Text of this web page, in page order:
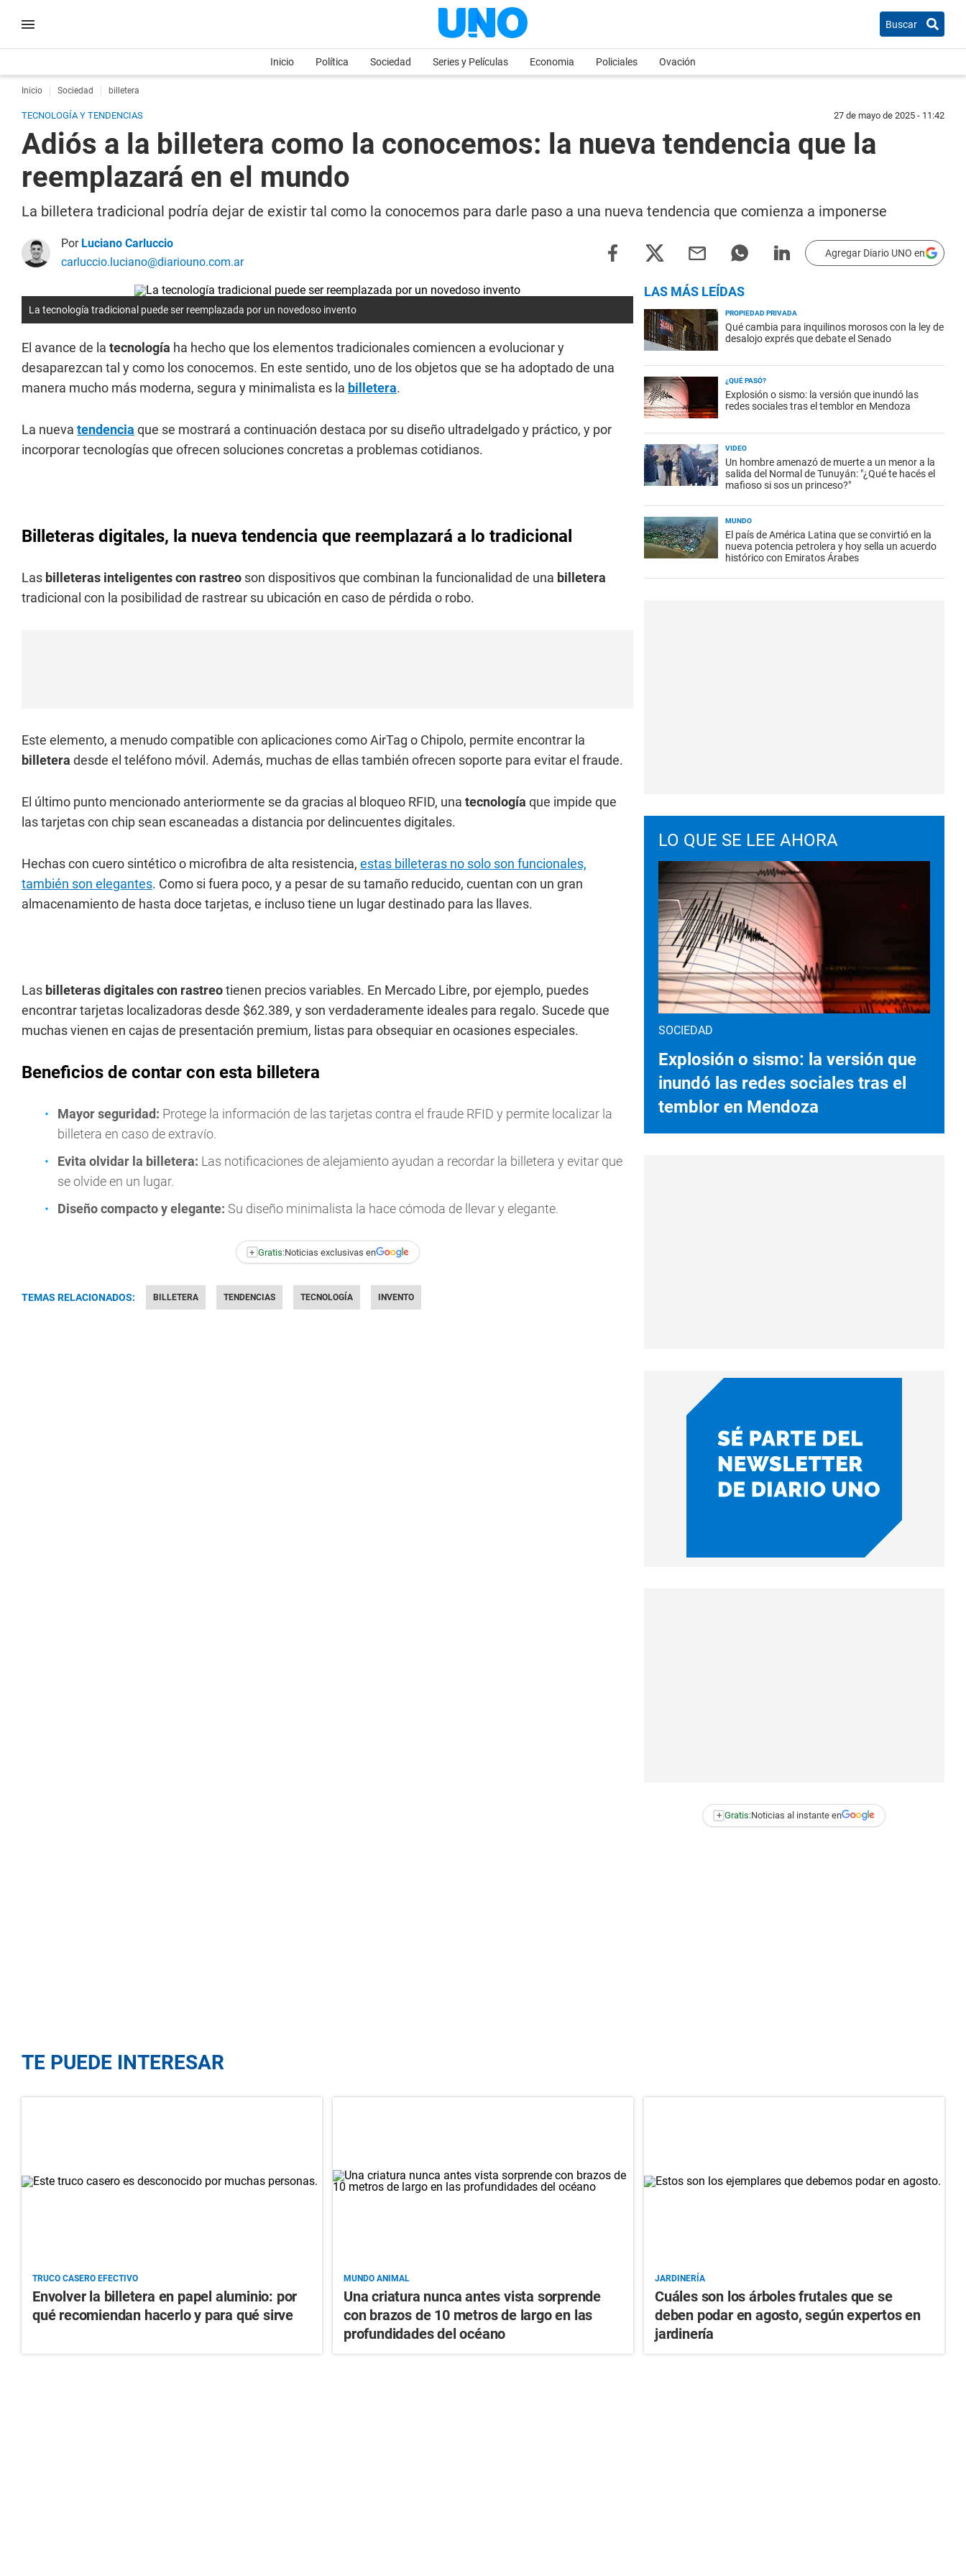
Buscar
Inicio Política Sociedad Series y Películas Economia Policiales Ovación
Inicio Sociedad billetera
TECNOLOGÍA Y TENDENCIAS 27 de mayo de 2025 - 11:42
Adiós a la billetera como la conocemos: la nueva tendencia que la
reemplazará en el mundo
La billetera tradicional podría dejar de existir tal como la conocemos para darle paso a una nueva tendencia que comienza a imponerse
Por Luciano Carluccio
carluccio.luciano@diariouno.com.ar
Agregar Diario UNO en
La tecnología tradicional puede ser reemplazada por un novedoso invento
El avance de la tecnología ha hecho que los elementos tradicionales comiencen a evolucionar y
desaparezcan tal y como los conocemos. En este sentido, uno de los objetos que se ha adoptado de una
manera mucho más moderna, segura y minimalista es la billetera.
La nueva tendencia que se mostrará a continuación destaca por su diseño ultradelgado y práctico, y por
incorporar tecnologías que ofrecen soluciones concretas a problemas cotidianos.
Billeteras digitales, la nueva tendencia que reemplazará a lo tradicional
Las billeteras inteligentes con rastreo son dispositivos que combinan la funcionalidad de una billetera
tradicional con la posibilidad de rastrear su ubicación en caso de pérdida o robo.
Este elemento, a menudo compatible con aplicaciones como AirTag o Chipolo, permite encontrar la
billetera desde el teléfono móvil. Además, muchas de ellas también ofrecen soporte para evitar el fraude.
El último punto mencionado anteriormente se da gracias al bloqueo RFID, una tecnología que impide que
las tarjetas con chip sean escaneadas a distancia por delincuentes digitales.
Hechas con cuero sintético o microfibra de alta resistencia, estas billeteras no solo son funcionales,
también son elegantes. Como si fuera poco, y a pesar de su tamaño reducido, cuentan con un gran
almacenamiento de hasta doce tarjetas, e incluso tiene un lugar destinado para las llaves.
Las billeteras digitalescon rastreotienen precios variables. En Mercado Libre, por ejemplo, puedes
encontrar tarjetas localizadoras desde $62.389, y son verdaderamente ideales para regalo. Sucede que
muchas vienen en cajas de presentación premium, listas para obsequiar en ocasiones especiales.
Beneficios de contar con esta billetera
Mayor seguridad: Protege la información de las tarjetas contra el fraude RFID y permite localizar la
billetera en caso de extravío.
Evita olvidar la billetera: Las notificaciones de alejamiento ayudan a recordar la billetera y evitar que
se olvide en un lugar.
Diseño compacto y elegante: Su diseño minimalista la hace cómoda de llevar y elegante.
+ Gratis:Noticias exclusivas en
TEMAS RELACIONADOS: BILLETERA TENDENCIAS TECNOLOGÍA INVENTO
LAS MÁS LEÍDAS
PROPIEDAD PRIVADA
Qué cambia para inquilinos morosos con la ley de
desalojo exprés que debate el Senado
¿QUÉ PASÓ?
Explosión o sismo: la versión que inundó las
redes sociales tras el temblor en Mendoza
VIDEO
Un hombre amenazó de muerte a un menor a la
salida del Normal de Tunuyán: "¿Qué te hacés el
mafioso si sos un princeso?"
MUNDO
El país de América Latina que se convirtió en la
nueva potencia petrolera y hoy sella un acuerdo
histórico con Emiratos Árabes
LO QUE SE LEE AHORA
SOCIEDAD
Explosión o sismo: la versión que
inundó las redes sociales tras el
temblor en Mendoza
+ Gratis:Noticias al instante en
TE PUEDE INTERESAR
TRUCO CASERO EFECTIVO
Envolver la billetera en papel aluminio: por
qué recomiendan hacerlo y para qué sirve
MUNDO ANIMAL
Una criatura nunca antes vista sorprende
con brazos de 10 metros de largo en las
profundidades del océano
JARDINERÍA
Cuáles son los árboles frutales que se
deben podar en agosto, según expertos en
jardinería